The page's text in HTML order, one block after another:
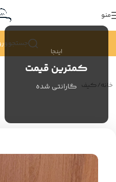
اینجا
کمترین قیمت
گارانتی شده
منو
جستجو
خانه/کیف